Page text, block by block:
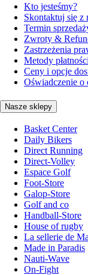
Kto jesteśmy?
Skontaktuj się z
Termin
Zwroty &
Zastrzeżenia
Metody płatności
Ceny i opcje
Oświadczenie o
Nasze sklepy
Basket Center
Daily Bikers
Direct Running
Direct-Volley
Espace Golf
Foot-Store
Galop-Store
Golf and co
Handball-Store
House of rugby
La sellerie de
Made in Paradis
Nauti-Wave
On-Fight